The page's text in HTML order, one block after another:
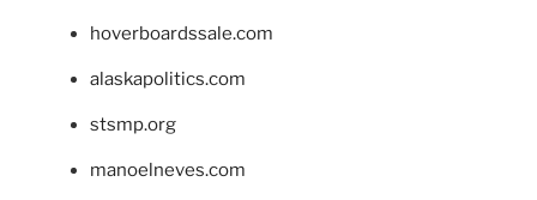
hoverboardssale.com
alaskapolitics.com
stsmp.org
manoelneves.com